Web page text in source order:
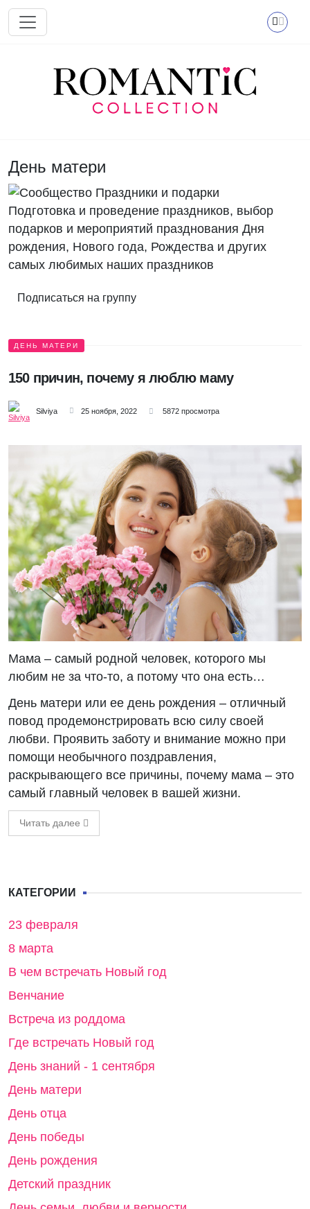
Перейти к основному содержанию
День матери
Подготовка и проведение праздников, выбор
подарков и мероприятий празднования Дня
рождения, Нового года, Рождества и других
самых любимых наших праздников
Подписаться на группу
ДЕНЬ МАТЕРИ
150 причин, почему я люблю маму
Silviya 25 ноября, 2022 5872 просмотра
Мама – самый родной человек, которого мы
любим не за что-то, а потому что она есть…
День матери или ее день рождения – отличный
повод продемонстрировать всю силу своей
любви. Проявить заботу и внимание можно при
помощи необычного поздравления,
раскрывающего все причины, почему мама – это
самый главный человек в вашей жизни.
Читать далее
КАТЕГОРИИ
23 февраля
8 марта
В чем встречать Новый год
Венчание
Встреча из роддома
Где встречать Новый год
День знаний - 1 сентября
День матери
День отца
День победы
День рождения
Детский праздник